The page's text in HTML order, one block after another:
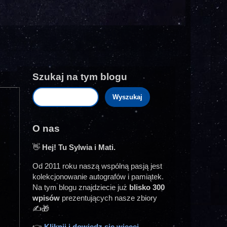
Szukaj na tym blogu
O nas
👋 Hej! Tu Sylwia i Mati.
Od 2011 roku naszą wspólną pasją jest
kolekcjonowanie autografów i pamiątek.
Na tym blogu znajdziecie już blisko 300
wpisów prezentujących nasze zbiory
✍️🎁